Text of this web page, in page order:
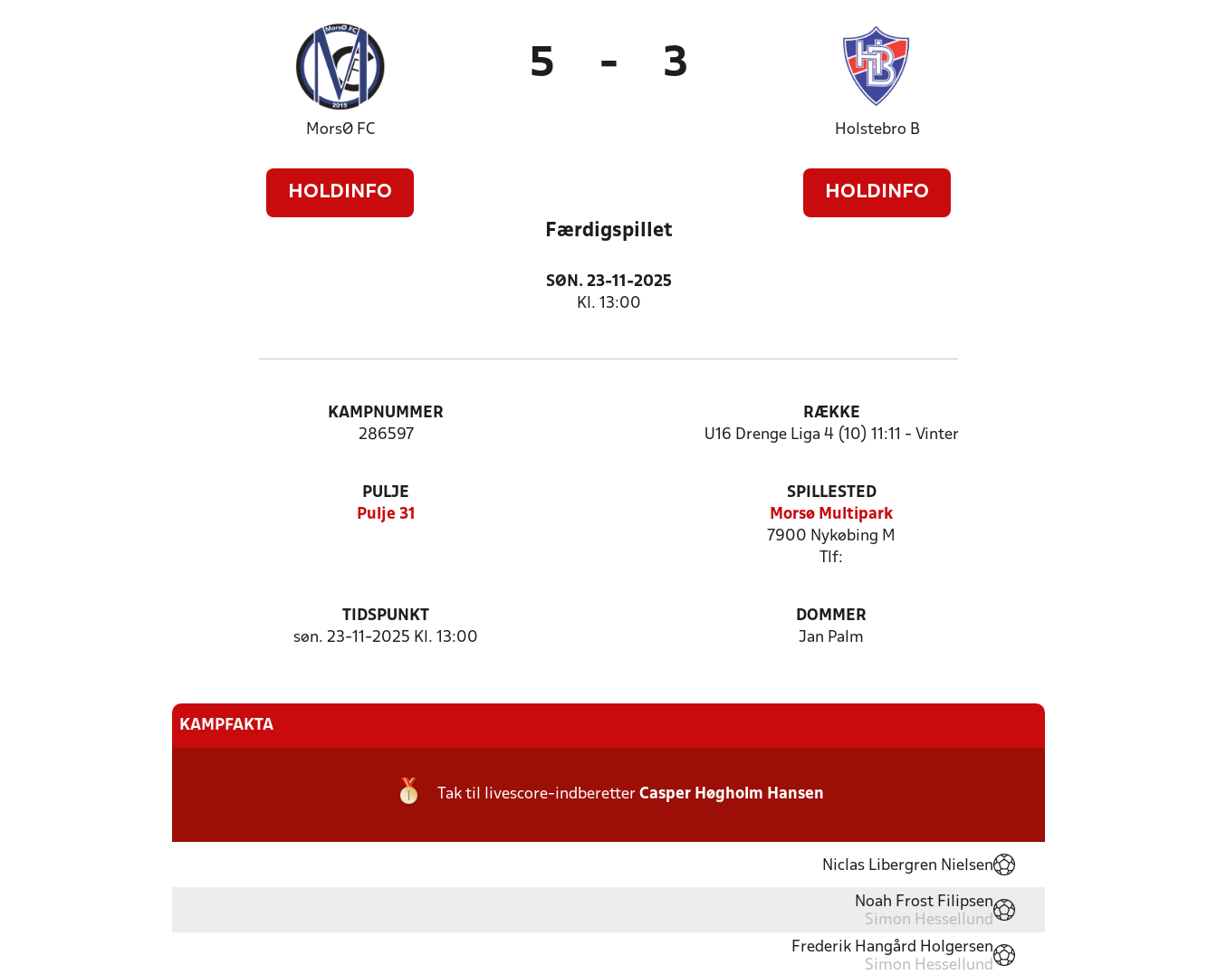
MorsØ FC
HOLDINFO
5 - 3
Holstebro B
HOLDINFO
Færdigspillet
SØN. 23-11-2025
Kl. 13:00
KAMPNUMMER
286597
RÆKKE
U16 Drenge Liga 4 (10) 11:11 - Vinter
PULJE
Pulje 31
SPILLESTED
Morsø Multipark
7900 Nykøbing M
Tlf:
TIDSPUNKT
søn. 23-11-2025 Kl. 13:00
DOMMER
Jan Palm
KAMPFAKTA
Tak til livescore-indberetter Casper Høgholm Hansen
Niclas Libergren Nielsen
Noah Frost Filipsen
Simon Hessellund
Frederik Hangård Holgersen
Simon Hessellund